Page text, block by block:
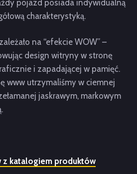
pojazd posiada indywidualną
charakterystyką.
na “efekcie WOW” –
design witryny w stronę
i zapadającej w pamięć.
www utrzymaliśmy w ciemnej
jaskrawym, markowym
z katalogiem produktów